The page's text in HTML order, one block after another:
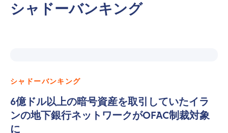
シャドーバンキング
シャドーバンキング
6億ドル以上の暗号資産を取引していたイラ
ンの地下銀行ネットワークがOFAC制裁対象
に